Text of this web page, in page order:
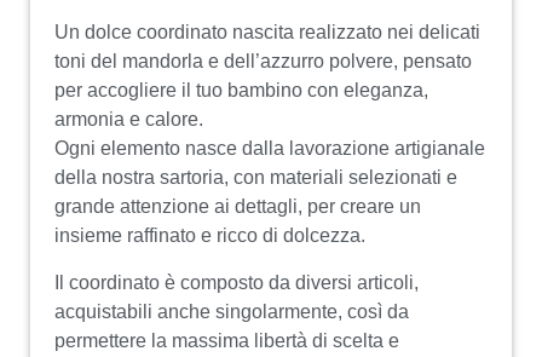
Un dolce coordinato nascita realizzato nei delicati
toni del mandorla e dell’azzurro polvere, pensato
per accogliere il tuo bambino con eleganza,
armonia e calore.
Ogni elemento nasce dalla lavorazione artigianale
della nostra sartoria, con materiali selezionati e
grande attenzione ai dettagli, per creare un
insieme raffinato e ricco di dolcezza.
Il coordinato è composto da diversi articoli,
acquistabili anche singolarmente, così da
permettere la massima libertà di scelta e